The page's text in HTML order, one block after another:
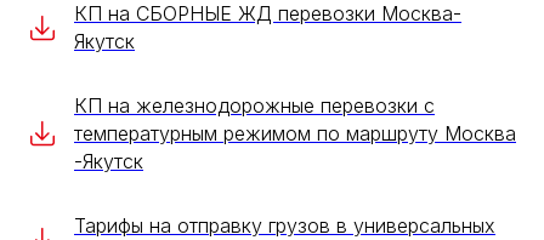
КП на СБОРНЫЕ ЖД перевозки Москва-
Якутск
КП на железнодорожные перевозки с
температурным режимом по маршруту Москва
-Якутск
Тарифы на отправку грузов в универсальных